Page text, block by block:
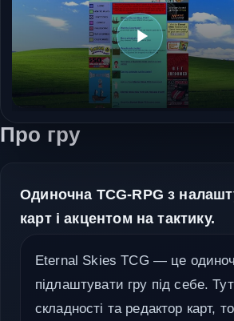
Про гру
Одиночна TCG-RPG з
карт і акцентом на тактику.
Eternal Skies TCG — це
підлаштувати гру під себе.
складності та редактор карт,